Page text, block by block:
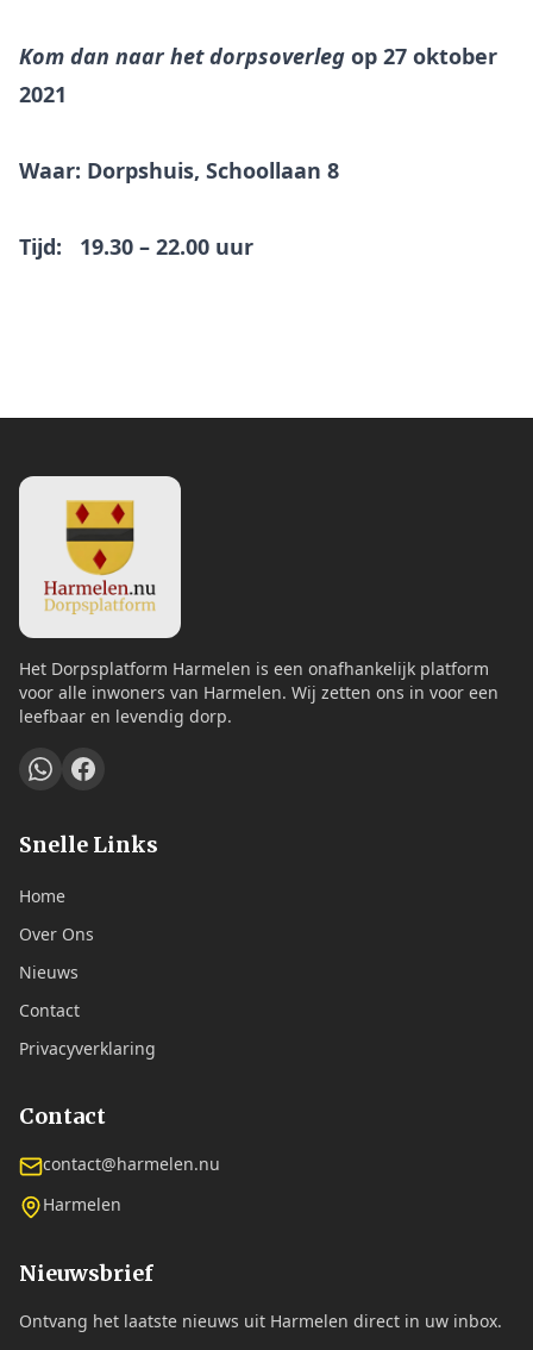
Kom dan naar het dorpsoverleg op 27 oktober
2021
Waar: Dorpshuis, Schoollaan 8
Tijd: 19.30 – 22.00 uur
Het Dorpsplatform Harmelen is een onafhankelijk platform
voor alle inwoners van Harmelen. Wij zetten ons in voor een
leefbaar en levendig dorp.
Snelle Links
Home
Over Ons
Nieuws
Contact
Privacyverklaring
Contact
contact@harmelen.nu
Harmelen
Nieuwsbrief
Ontvang het laatste nieuws uit Harmelen direct in uw inbox.